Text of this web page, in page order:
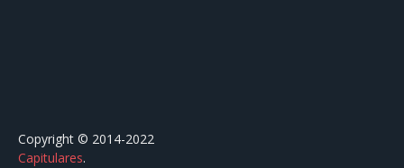
Copyright © 2014-2022
Capitulares.⠀⠀⠀⠀⠀⠀⠀⠀⠀⠀⠀⠀⠀⠀⠀⠀⠀⠀⠀⠀⠀⠀⠀⠀⠀⠀⠀